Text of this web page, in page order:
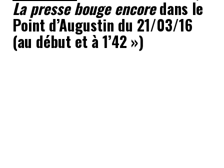
La presse bouge encoredans le
Point d’Augustin du 21/03/16
(au début et à 1’42 »)